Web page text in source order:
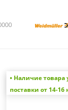
• Наличие товара
поставки от 14-16